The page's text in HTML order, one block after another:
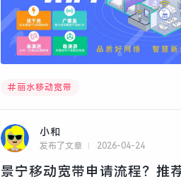
丽水移动宽带
小和
发布了文章 2026-04-24
景宁移动宽带申请流程？推